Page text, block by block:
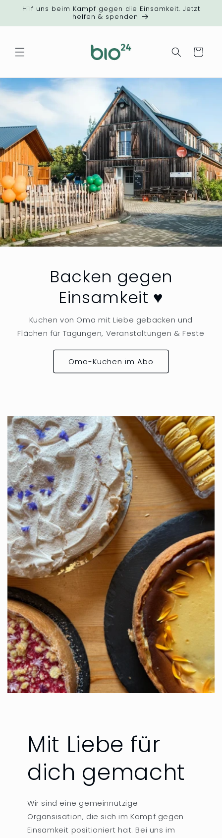
zum
Hilf uns beim Kampf gegen die Einsamkeit. Jetzt
helfen & spenden
Warenkorb
Backen gegen
Einsamkeit ♥️
Kuchen von Oma mit Liebe gebacken und
Flächen für Tagungen, Veranstaltungen & Feste
Oma-Kuchen im Abo
Mit Liebe für
dich gemacht
Wir sind eine gemeinnützige
Organsisation, die sich im Kampf gegen
Einsamkeit positioniert hat. Bei uns im